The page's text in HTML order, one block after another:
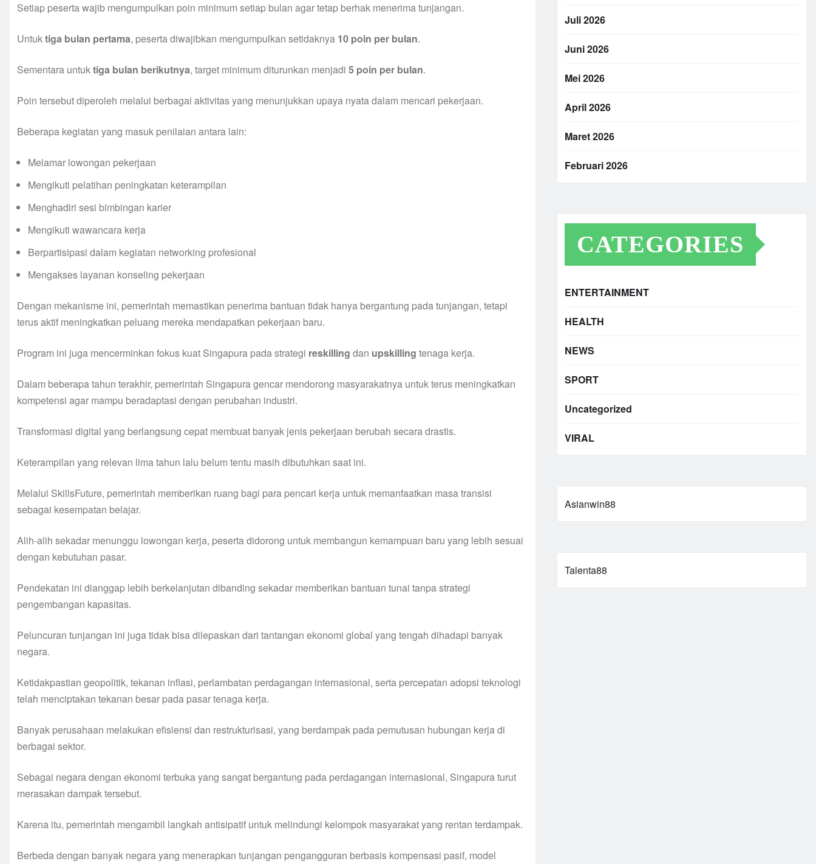
Setiap peserta wajib mengumpulkan poin minimum setiap bulan agar tetap berhak menerima tunjangan.
Untuktiga bulan pertama, peserta diwajibkan mengumpulkan setidaknya 10 poin per bulan.
Sementara untuktiga bulan berikutnya, target minimum diturunkan menjadi 5 poin per bulan.
Poin tersebut diperoleh melalui berbagai aktivitas yang menunjukkan upaya nyata dalam mencari pekerjaan.
Beberapa kegiatan yang masuk penilaian antara lain:
Melamar lowongan pekerjaan
Mengikuti pelatihan peningkatan keterampilan
Menghadiri sesi bimbingan karier
Mengikuti wawancara kerja
Berpartisipasi dalam kegiatan networking profesional
Mengakses layanan konseling pekerjaan
Dengan mekanisme ini, pemerintah memastikan penerima bantuan tidak hanya bergantung pada tunjangan, tetapi
terus aktif meningkatkan peluang mereka mendapatkan pekerjaan baru.
Program ini juga mencerminkan fokus kuat Singapura pada strategi reskilling dan upskilling tenaga kerja.
Dalam beberapa tahun terakhir, pemerintah Singapura gencar mendorong masyarakatnya untuk terus meningkatkan
kompetensi agar mampu beradaptasi dengan perubahan industri.
Transformasi digital yang berlangsung cepat membuat banyak jenis pekerjaan berubah secara drastis.
Keterampilan yang relevan lima tahun lalu belum tentu masih dibutuhkan saat ini.
Melalui SkillsFuture, pemerintah memberikan ruang bagi para pencari kerja untuk memanfaatkan masa transisi
sebagai kesempatan belajar.
Alih-alih sekadar menunggu lowongan kerja, peserta didorong untuk membangun kemampuan baru yang lebih sesuai
dengan kebutuhan pasar.
Pendekatan ini dianggap lebih berkelanjutan dibanding sekadar memberikan bantuan tunai tanpa strategi
pengembangan kapasitas.
Peluncuran tunjangan ini juga tidak bisa dilepaskan dari tantangan ekonomi global yang tengah dihadapi banyak
negara.
Ketidakpastian geopolitik, tekanan inflasi, perlambatan perdagangan internasional, serta percepatan adopsi teknologi
telah menciptakan tekanan besar pada pasar tenaga kerja.
Banyak perusahaan melakukan efisiensi dan restrukturisasi, yang berdampak pada pemutusan hubungan kerja di
berbagai sektor.
Sebagai negara dengan ekonomi terbuka yang sangat bergantung pada perdagangan internasional, Singapura turut
merasakan dampak tersebut.
Karena itu, pemerintah mengambil langkah antisipatif untuk melindungi kelompok masyarakat yang rentan terdampak.
Berbeda dengan banyak negara yang menerapkan tunjangan pengangguran berbasis kompensasi pasif, model
Juli 2026
Juni 2026
Mei 2026
April 2026
Maret 2026
Februari 2026
CATEGORIES
ENTERTAINMENT
HEALTH
NEWS
SPORT
Uncategorized
VIRAL
Asianwin88
Talenta88